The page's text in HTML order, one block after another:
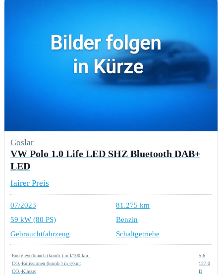
Goslar
VW Polo 1.0 Life LED SHZ Bluetooth DAB+
LED
fairer Preis
07/2023
81.275 km
59 kW (80 PS)
Benzin
Gebrauchtfahrzeug
Schaltgetriebe
Energieverbrauch (komb.) in l/100 km:
5,6
CO₂-Emissionen (komb.) in g/km:
127,0
CO₂-Klasse:
D